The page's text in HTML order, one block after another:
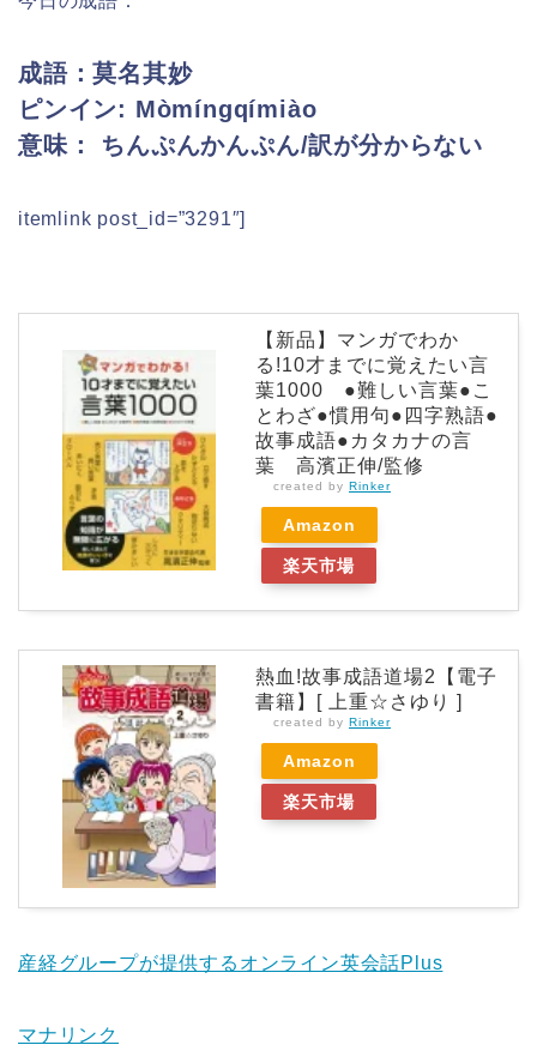
成語：莫名其妙
ピンイン: Mòmíngqímiào
意味： ちんぷんかんぷん/訳が分からない
itemlink post_id=”3291″]
【新品】マンガでわか
る!10才までに覚えたい言
葉1000 ●難しい言葉●こ
とわざ●慣用句●四字熟語●
故事成語●カタカナの言
葉 高濱正伸/監修
created by Rinker
Amazon
楽天市場
熱血!故事成語道場2【電子
書籍】[ 上重☆さゆり ]
created by Rinker
Amazon
楽天市場
産経グループが提供するオンライン英会話Plus
マナリンク